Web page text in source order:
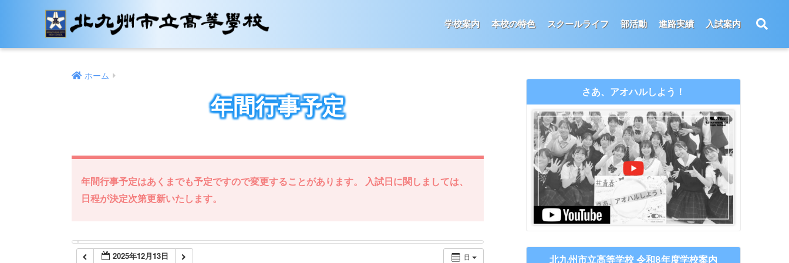
学校案内 本校の特色 スクールライフ 部活動 進路実績 入試案内
ホーム
年間行事予定
年間行事予定はあくまでも予定ですので変更することがあります。 入試日に関しましては、
日程が決定次第更新いたします。
日
2025年12月13日
12:00 AM
4:00 AM
5:00 AM
さあ、アオハルしよう！
北九州市立高等学校 令和8年度学校案内